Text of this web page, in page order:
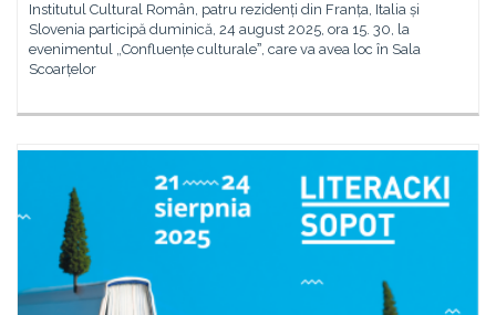
Institutul Cultural Român, patru rezidenți din Franța, Italia și
Slovenia participă duminică, 24 august 2025, ora 15. 30, la
evenimentul „Confluențe culturaleˮ, care va avea loc în Sala
Scoarțelor